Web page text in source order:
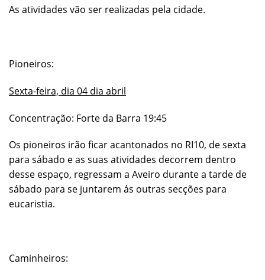
As atividades vão ser realizadas pela cidade.
Pioneiros:
Sexta-feira, dia 04 dia abril
Concentração: Forte da Barra 19:45
Os pioneiros irão ficar acantonados no RI10, de sexta
para sábado e as suas atividades decorrem dentro
desse espaço, regressam a Aveiro durante a tarde de
sábado para se juntarem ás outras secções para
eucaristia.
Caminheiros: